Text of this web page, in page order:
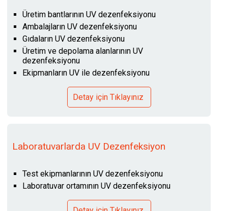
Üretim bantlarının UV dezenfeksiyonu
Ambalajların UV dezenfeksiyonu
Gıdaların UV dezenfeksiyonu
Üretim ve depolama alanlarının UV
dezenfeksiyonu
Ekipmanların UV ile dezenfeksiyonu
Detay için Tıklayınız
Laboratuvarlarda UV Dezenfeksiyon
Test ekipmanlarının UV dezenfeksiyonu
Laboratuvar ortamının UV dezenfeksiyonu